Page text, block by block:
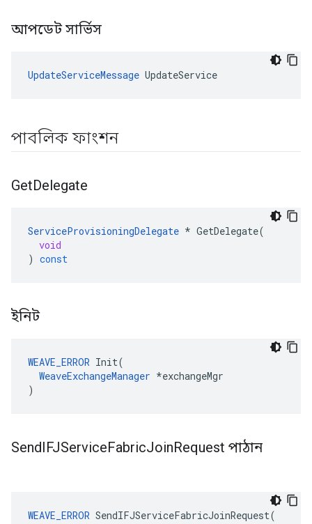
আপডেট সার্ভিস
UpdateServiceMessage UpdateService
পাবলিক ফাংশন
GetDelegate
ServiceProvisioningDelegate * GetDelegate(
void
) const
ইনিট
WEAVE_ERROR Init(
WeaveExchangeManager *exchangeMgr
)
SendIFJServiceFabricJoinRequest পাঠান
WEAVE_ERROR SendIFJServiceFabricJoinRequest(